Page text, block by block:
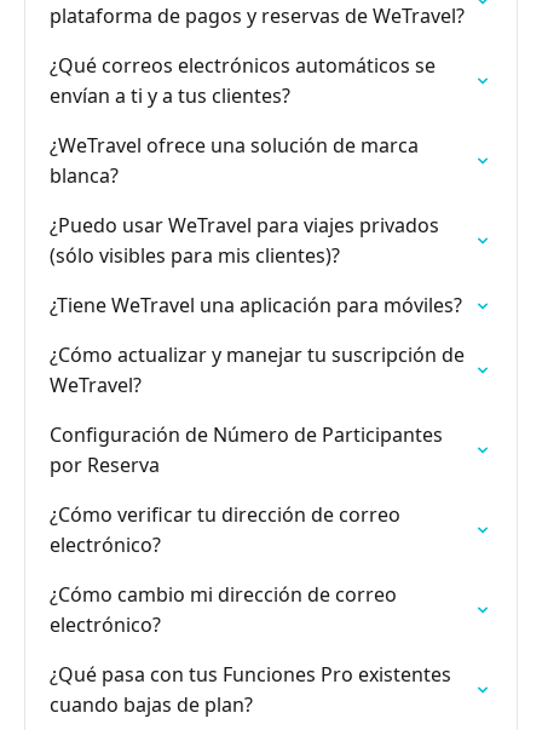
plataforma de pagos y reservas de WeTravel?
¿Qué correos electrónicos automáticos se
envían a ti y a tus clientes?
¿WeTravel ofrece una solución de marca
blanca?
¿Puedo usar WeTravel para viajes privados
(sólo visibles para mis clientes)?
¿Tiene WeTravel una aplicación para móviles?
¿Cómo actualizar y manejar tu suscripción de
WeTravel?
Configuración de Número de Participantes
por Reserva
¿Cómo verificar tu dirección de correo
electrónico?
¿Cómo cambio mi dirección de correo
electrónico?
¿Qué pasa con tus Funciones Pro existentes
cuando bajas de plan?